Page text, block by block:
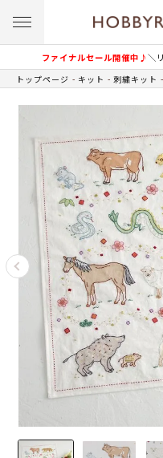
ファイナルセール開催中♪＼
トップページ キット 刺繍キット